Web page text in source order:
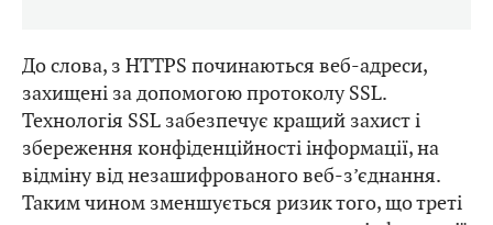
До слова, з HTTPS починаються веб-адреси,
захищені за допомогою протоколу SSL.
Технологія SSL забезпечує кращий захист і
збереження конфіденційності інформації, на
відміну від незашифрованого веб-з’єднання.
Таким чином зменшується ризик того, що треті